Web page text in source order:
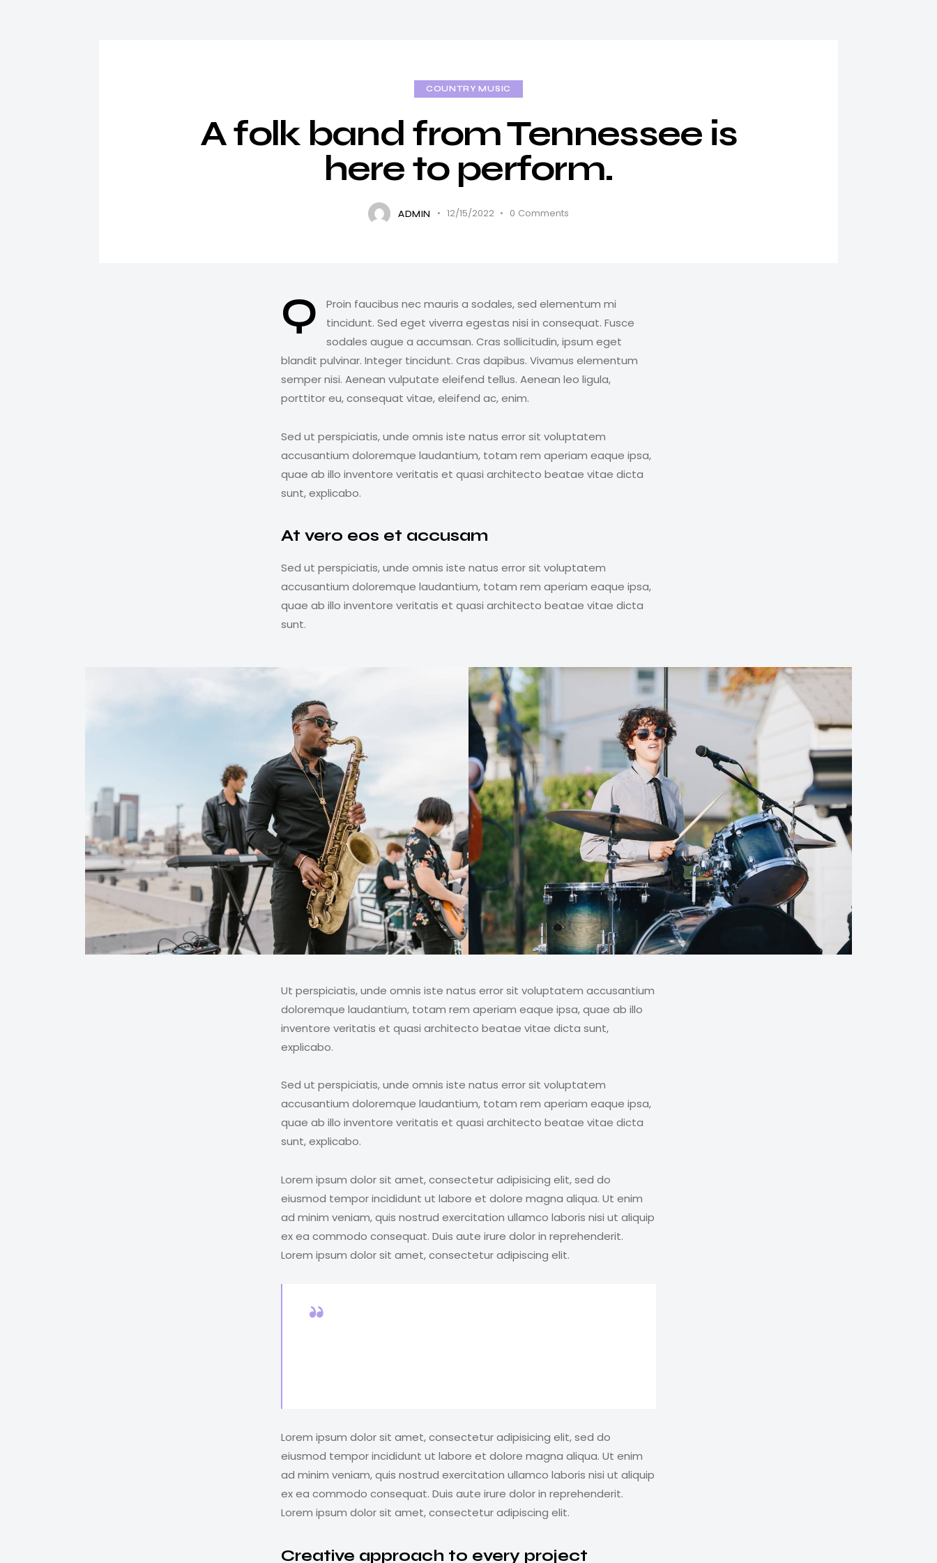
COUNTRY MUSIC
A folk band from Tennessee is
here to perform.
ADMIN 12/15/2022 0 Comments
Q
Proin faucibus nec mauris a sodales, sed elementum mi
tincidunt. Sed eget viverra egestas nisi in consequat. Fusce
sodales augue a accumsan. Cras sollicitudin, ipsum eget
blandit pulvinar. Integer tincidunt. Cras dapibus. Vivamus elementum
semper nisi. Aenean vulputate eleifend tellus. Aenean leo ligula,
porttitor eu, consequat vitae, eleifend ac, enim.
Sed ut perspiciatis, unde omnis iste natus error sit voluptatem
accusantium doloremque laudantium, totam rem aperiam eaque ipsa,
quae ab illo inventore veritatis et quasi architecto beatae vitae dicta
sunt, explicabo.
At vero eos et accusam
Sed ut perspiciatis, unde omnis iste natus error sit voluptatem
accusantium doloremque laudantium, totam rem aperiam eaque ipsa,
quae ab illo inventore veritatis et quasi architecto beatae vitae dicta
sunt.
Ut perspiciatis, unde omnis iste natus error sit voluptatem accusantium
doloremque laudantium, totam rem aperiam eaque ipsa, quae ab illo
inventore veritatis et quasi architecto beatae vitae dicta sunt,
explicabo.
Sed ut perspiciatis, unde omnis iste natus error sit voluptatem
accusantium doloremque laudantium, totam rem aperiam eaque ipsa,
quae ab illo inventore veritatis et quasi architecto beatae vitae dicta
sunt, explicabo.
Lorem ipsum dolor sit amet, consectetur adipisicing elit, sed do
eiusmod tempor incididunt ut labore et dolore magna aliqua. Ut enim
ad minim veniam, quis nostrud exercitation ullamco laboris nisi ut aliquip
ex ea commodo consequat. Duis aute irure dolor in reprehenderit.
Lorem ipsum dolor sit amet, consectetur adipiscing elit.
Lorem ipsum dolor sit amet, consectetur adipisicing elit, sed do
eiusmod tempor incididunt ut labore et dolore magna aliqua. Ut enim
ad minim veniam, quis nostrud exercitation ullamco laboris nisi ut aliquip
ex ea commodo consequat. Duis aute irure dolor in reprehenderit.
Lorem ipsum dolor sit amet, consectetur adipiscing elit.
Creative approach to every project